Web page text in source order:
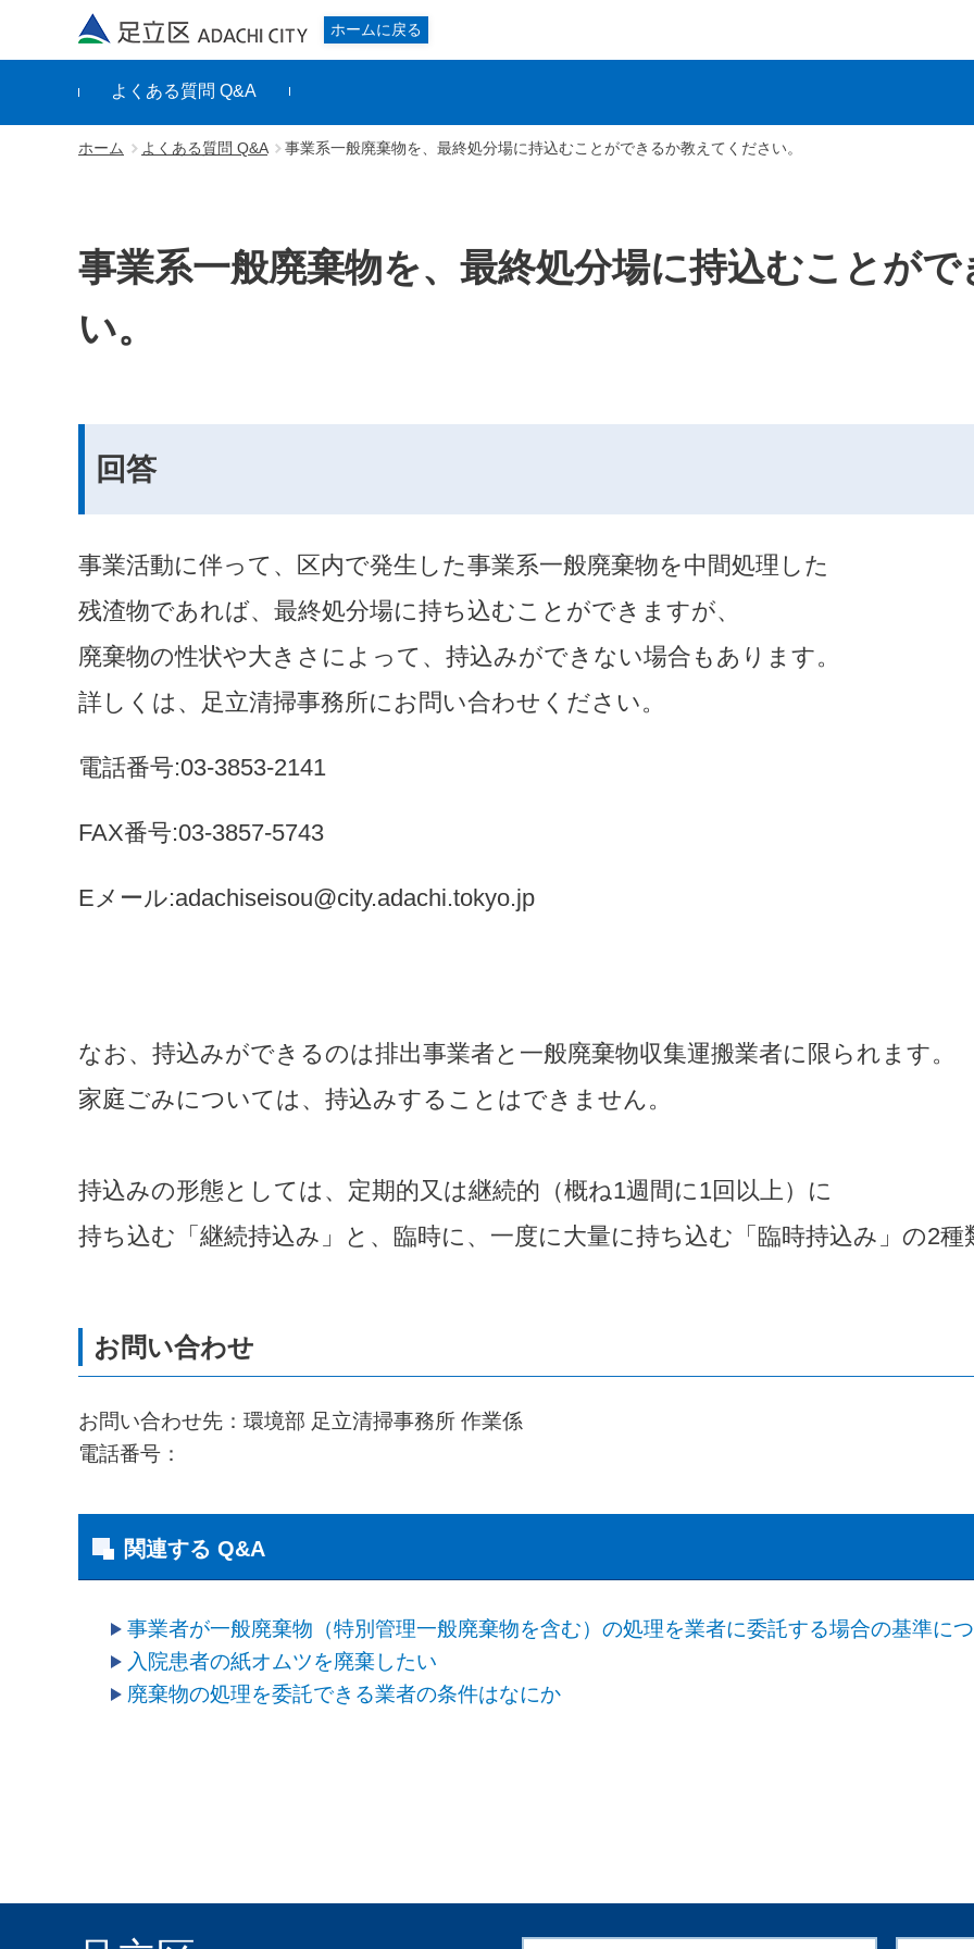
足立区
ホームに戻る
よくある質問 Q&A
ホーム よくある質問 Q&A 事業系一般廃棄物を、最終処分場に持込むことができるか教えてください。
事業系一般廃棄物を、最終処分場に持込むことが
い。
回答
事業活動に伴って、区内で発生した事業系一般廃棄物を中間処理した
残渣物であれば、最終処分場に持ち込むことができますが、
廃棄物の性状や大きさによって、持込みができない場合もあります。
詳しくは、足立清掃事務所にお問い合わせください。
電話番号:03-3853-2141
FAX番号:03-3857-5743
Eメール:adachiseisou@city.adachi.tokyo.jp
なお、持込みができるのは排出事業者と一般廃棄物収集運搬業者に限られます。
家庭ごみについては、持込みすることはできません。
持込みの形態としては、定期的又は継続的（概ね1週間に1回以上）に
持ち込む「継続持込み」と、臨時に、一度に大量に持ち込む「臨時持込み」の2種
お問い合わせ先：環境部 足立清掃事務所 作業係
電話番号：
関連する Q&A
事業者が一般廃棄物（特別管理一般廃棄物を含む）の処理を業者に委託する場合の基準につ
入院患者の紙オムツを廃棄したい
廃棄物の処理を委託できる業者の条件はなにか